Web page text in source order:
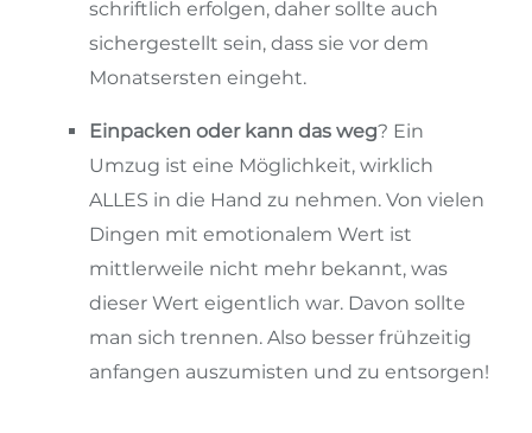
schriftlich erfolgen, daher sollte auch
sichergestellt sein, dass sie vor dem
Monatsersten eingeht.
Einpacken oder kann das weg? Ein
Umzug ist eine Möglichkeit, wirklich
ALLES in die Hand zu nehmen. Von vielen
Dingen mit emotionalem Wert ist
mittlerweile nicht mehr bekannt, was
dieser Wert eigentlich war. Davon sollte
man sich trennen. Also besser frühzeitig
anfangen auszumisten und zu entsorgen!